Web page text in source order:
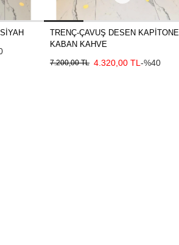
TRENÇ-ÇAVUŞ DESEN KAPİTONE
KABAN KAHVE
7.200,00 TL 4.320,00 TL -%40